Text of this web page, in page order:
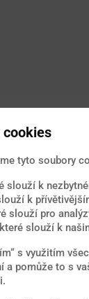
cookies
tyto soubory
slouží k
k
slouží pro
slouží k
s využitím
a pomůže to s